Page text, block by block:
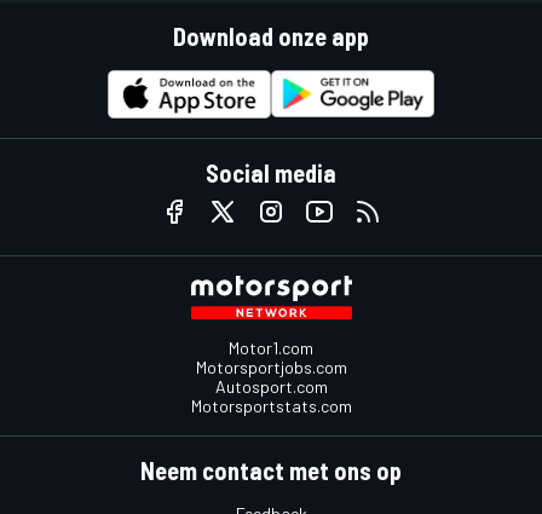
Download onze app
Social media
Motor1.com
Motorsportjobs.com
Autosport.com
Motorsportstats.com
Neem contact met ons op